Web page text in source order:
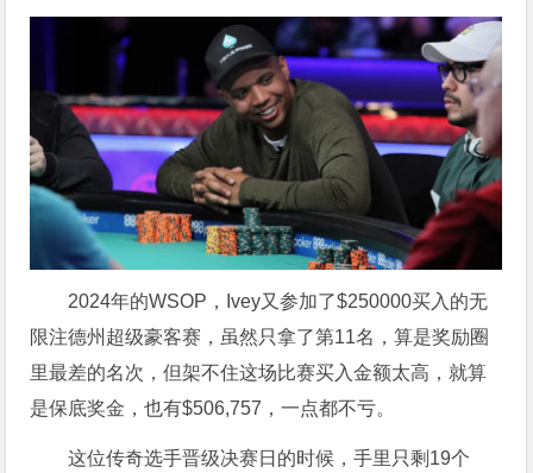
2024年的WSOP，Ivey又参加了$250000买入的无
限注德州超级豪客赛，虽然只拿了第11名，算是奖励圈
里最差的名次，但架不住这场比赛买入金额太高，就算
是保底奖金，也有$506,757，一点都不亏。
这位传奇选手晋级决赛日的时候，手里只剩19个